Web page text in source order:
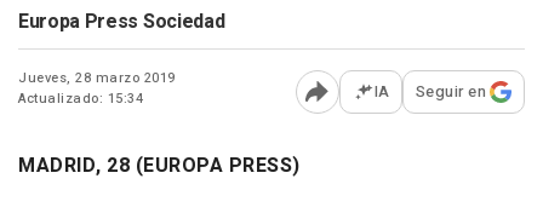
Europa Press Sociedad
Jueves, 28 marzo 2019
Actualizado: 15:34
Abrir opciones para
IA Seguir en
MADRID, 28 (EUROPA PRESS)